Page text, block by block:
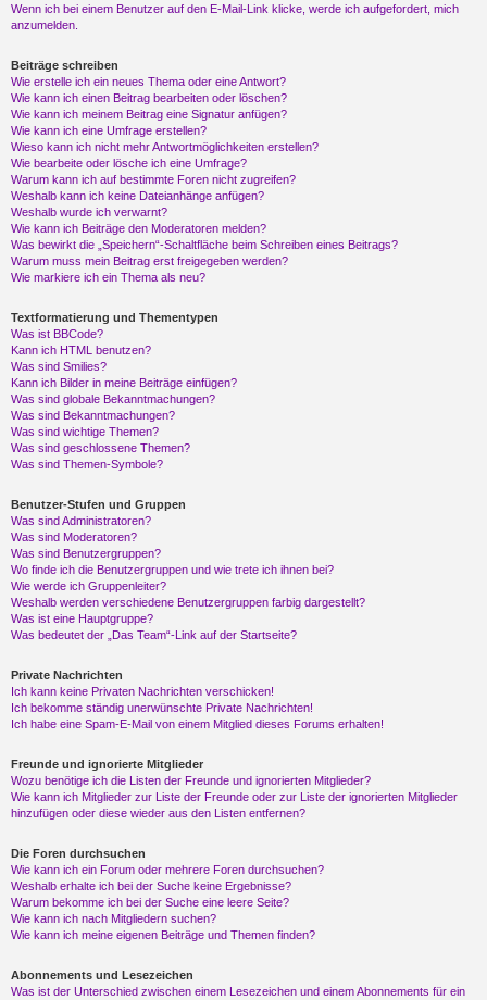
Wenn ich bei einem Benutzer auf den E-Mail-Link klicke, werde ich aufgefordert, mich
anzumelden.
Beiträge schreiben
Wie erstelle ich ein neues Thema oder eine Antwort?
Wie kann ich einen Beitrag bearbeiten oder löschen?
Wie kann ich meinem Beitrag eine Signatur anfügen?
Wie kann ich eine Umfrage erstellen?
Wieso kann ich nicht mehr Antwortmöglichkeiten erstellen?
Wie bearbeite oder lösche ich eine Umfrage?
Warum kann ich auf bestimmte Foren nicht zugreifen?
Weshalb kann ich keine Dateianhänge anfügen?
Weshalb wurde ich verwarnt?
Wie kann ich Beiträge den Moderatoren melden?
Was bewirkt die „Speichern“-Schaltfläche beim Schreiben eines Beitrags?
Warum muss mein Beitrag erst freigegeben werden?
Wie markiere ich ein Thema als neu?
Textformatierung und Thementypen
Was ist BBCode?
Kann ich HTML benutzen?
Was sind Smilies?
Kann ich Bilder in meine Beiträge einfügen?
Was sind globale Bekanntmachungen?
Was sind Bekanntmachungen?
Was sind wichtige Themen?
Was sind geschlossene Themen?
Was sind Themen-Symbole?
Benutzer-Stufen und Gruppen
Was sind Administratoren?
Was sind Moderatoren?
Was sind Benutzergruppen?
Wo finde ich die Benutzergruppen und wie trete ich ihnen bei?
Wie werde ich Gruppenleiter?
Weshalb werden verschiedene Benutzergruppen farbig dargestellt?
Was ist eine Hauptgruppe?
Was bedeutet der „Das Team“-Link auf der Startseite?
Private Nachrichten
Ich kann keine Privaten Nachrichten verschicken!
Ich bekomme ständig unerwünschte Private Nachrichten!
Ich habe eine Spam-E-Mail von einem Mitglied dieses Forums erhalten!
Freunde und ignorierte Mitglieder
Wozu benötige ich die Listen der Freunde und ignorierten Mitglieder?
Wie kann ich Mitglieder zur Liste der Freunde oder zur Liste der ignorierten Mitglieder
hinzufügen oder diese wieder aus den Listen entfernen?
Die Foren durchsuchen
Wie kann ich ein Forum oder mehrere Foren durchsuchen?
Weshalb erhalte ich bei der Suche keine Ergebnisse?
Warum bekomme ich bei der Suche eine leere Seite?
Wie kann ich nach Mitgliedern suchen?
Wie kann ich meine eigenen Beiträge und Themen finden?
Abonnements und Lesezeichen
Was ist der Unterschied zwischen einem Lesezeichen und einem Abonnements für ein